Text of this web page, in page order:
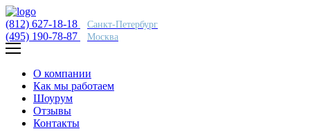
(812) 627-18-18 Санкт-Петербург
(495) 190-78-87 Москва
О компании
Как мы работаем
Шоурум
Отзывы
Контакты